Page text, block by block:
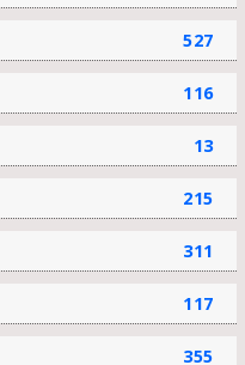
527
116
13
215
311
117
355